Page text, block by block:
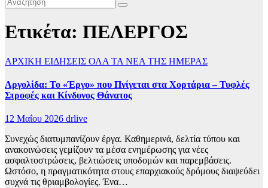
Ετικέτα: ΠΕΛΕΡΓΟΣ
ΑΡΧΙΚΗ ΕΙΔΗΣΕΙΣ ΟΛΑ ΤΑ ΝΕΑ ΤΗΣ ΗΜΕΡΑΣ
Αργολίδα: Το «Έργο» που Πνίγεται στα Χορτάρια – Τυφλές
Στροφές και Κίνδυνος Θάνατος
12 Μαΐου 2026 drlive
Συνεχώς διατυμπανίζουν έργα. Καθημερινά, δελτία τύπου και
ανακοινώσεις γεμίζουν τα μέσα ενημέρωσης για νέες
ασφαλτοστρώσεις, βελτιώσεις υποδομών και παρεμβάσεις.
Ωστόσο, η πραγματικότητα στους επαρχιακούς δρόμους διαψεύδει
συχνά τις θριαμβολογίες. Ένα…